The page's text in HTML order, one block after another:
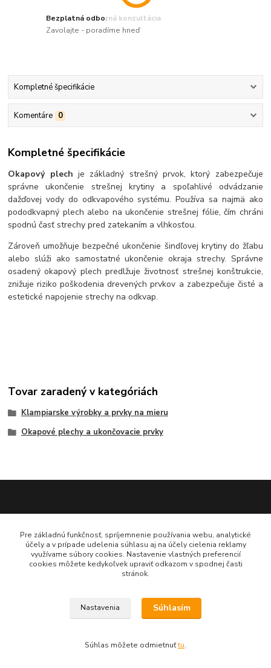
Bezplatná odborná konzultácia
Zavolajte - poradíme hneď
Kompletné špecifikácie
Komentáre 0
Kompletné špecifikácie
Okapový plech je základný strešný prvok, ktorý zabezpečuje
správne ukončenie strešnej krytiny a spoľahlivé odvádzanie
dažďovej vody do odkvapového systému. Používa sa najmä ako
pododkvapný plech alebo na ukončenie strešnej fólie, čím chráni
spodnú časť strechy pred zatekaním a vlhkosťou.
Zároveň umožňuje bezpečné ukončenie šindľovej krytiny do žľabu
alebo slúži ako samostatné ukončenie okraja strechy. Správne
osadený okapový plech predlžuje životnosť strešnej konštrukcie,
znižuje riziko poškodenia drevených prvkov a zabezpečuje čisté a
estetické napojenie strechy na odkvap.
Tovar zaradený v kategóriách
Klampiarske výrobky a prvky na mieru
Okapové plechy a ukončovacie prvky
0948 484 313
Po-Pia 7:30-16:00 hod
doplnkykstrecham@gmail.com
Vytvorené na Eshop-rychlo.sk
Pre základnú funkčnosť, spríjemnenie používania webu, analytické
účely a v prípade udelenia súhlasu aj na účely cielenia reklamy
využívame súbory cookies. Nastavenie vlastných preferencií
cookies môžete kedykoľvek upraviť odkazom v spodnej časti
stránok.
Nastavenia Súhlasím
Súhlas môžete odmietnuťtu.